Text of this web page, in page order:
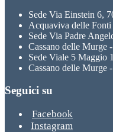
Sede Via Einstein 6,
Acquaviva delle
Sede Via Padre
Cassano delle Murge
Sede Viale 5 Maggio
Cassano delle Murge
Seguici su
Facebook
Instagram